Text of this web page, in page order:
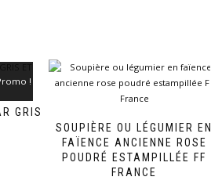
GRIS
!
SOUPIÈRE OU LÉGUMIER EN
FAÏENCE ANCIENNE ROSE
POUDRÉ ESTAMPILLÉE FF
FRANCE